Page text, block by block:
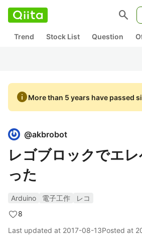
search
Trend Stock List Question
infoMore than 5 years have passed
@akbrobot
レゴブロックでエ
った
Arduino 電子工作
レコ
8
Last updated at 2017-08-13Posted at